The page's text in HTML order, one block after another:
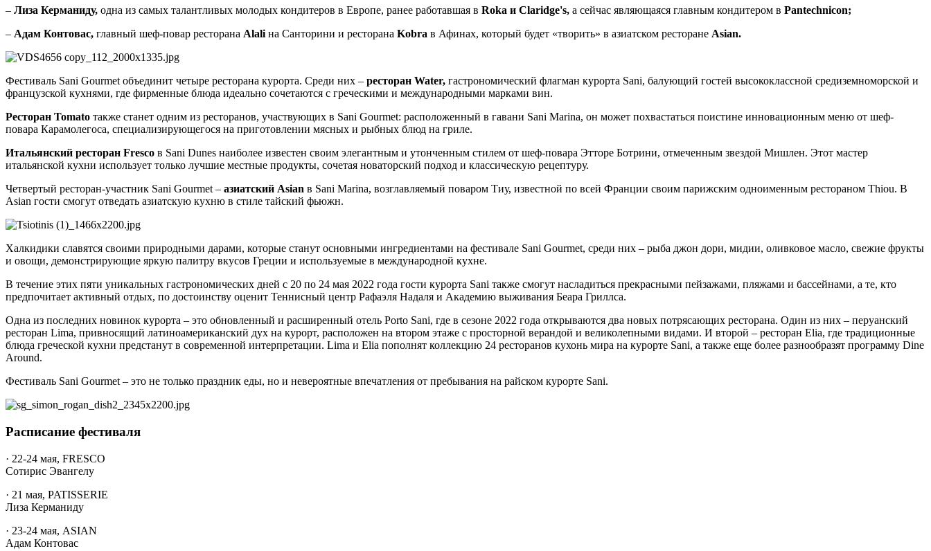
– Лиза Керманиду, одна из самых талантливых молодых кондитеров в Европе, ранее работавшая в Roka и Claridge's, а сейчас являющаяся главным кондитером в Pantechnicon;
– Адам Контовас, главный шеф-повар ресторана Alaliна Санторини и ресторана Kobra в Афинах, который будет «творить» в азиатском ресторане Asian.
Фестиваль Sani Gourmet объединит четыре ресторана курорта. Среди них – ресторан Water, гастрономический флагман курорта Sani, балующий гостей высококлассной средиземноморской и
французской кухнями, где фирменные блюда идеально сочетаются с греческими и международными марками вин.
Ресторан Tomato также станет одним из ресторанов, участвующих в Sani Gourmet: расположенный в гавани Sani Marina, он может похвастаться поистине инновационным меню от шеф-
повара Карамолегоса, специализирующегося на приготовлении мясных и рыбных блюд на гриле.
Итальянский ресторан Fresco в Sani Dunes наиболее известен своим элегантным и утонченным стилем от шеф-повара Этторе Ботрини, отмеченным звездой Мишлен. Этот мастер
итальянской кухни использует только лучшие местные продукты, сочетая новаторский подход и классическую рецептуру.
Четвертый ресторан-участник Sani Gourmet – азиатский Asian в Sani Marina, возглавляемый поваром Тиу, известной по всей Франции своим парижским одноименным рестораном Thiou. В
Asian гости смогут отведать азиатскую кухню в стиле тайский фьюжн.
Халкидики славятся своими природными дарами, которые станут основными ингредиентами на фестивале Sani Gourmet, среди них – рыба джон дори, мидии, оливковое масло, свежие фрукты
и овощи, демонстрирующие яркую палитру вкусов Греции и используемые в международной кухне.
В течение этих пяти уникальных гастрономических дней с 20 по 24 мая 2022 года гости курорта Sani также смогут насладиться прекрасными пейзажами, пляжами и бассейнами, а те, кто
предпочитает активный отдых, по достоинству оценит Теннисный центр Рафаэля Надаля и Академию выживания Беара Гриллса.
Одна из последних новинок курорта – это обновленный и расширенный отель Porto Sani, где в сезоне 2022 года открываются два новых потрясающих ресторана. Один из них – перуанский
ресторан Lima, привносящий латиноамериканский дух на курорт, расположен на втором этаже с просторной верандой и великолепными видами. И второй – ресторан Elia, где традиционные
блюда греческой кухни предстанут в современной интерпретации. Lima и Elia пополнят коллекцию 24 ресторанов кухонь мира на курорте Sani, а также еще более разнообразят программу Dine
Around.
Фестиваль Sani Gourmet – это не только праздник еды, но и невероятные впечатления от пребывания на райском курорте Sani.
Расписание фестиваля
· 22-24 мая, FRESCO
Сотирис Эвангелу
· 21 мая, PATISSERIE
Лиза Керманиду
· 23-24 мая, ASIAN
Адам Контовас